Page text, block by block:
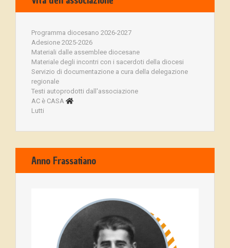
Programma diocesano 2026-2027
Adesione 2025-2026
Materiali dalle assemblee diocesane
Materiale degli incontri con i sacerdoti della diocesi
Servizio di documentazione a cura della delegazione
regionale
Testi autoprodotti dall'associazione
AC è CASA
Lutti
Anno Frassatiano